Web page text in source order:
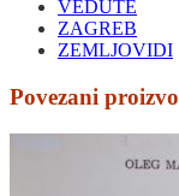
VEDUTE
ZAGREB
ZEMLJOVIDI
Povezani